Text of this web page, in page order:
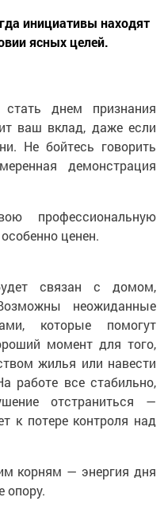
инициативы находят
ясных целей.
днем признания
ваш вклад, даже если
Не бойтесь говорить
демонстрация
профессиональную
ценен.
связан с домом,
неожиданные
которые помогут
момент для того,
жилья или навести
работе все стабильно,
отстраниться —
к потере контроля над
корням — энергия дня
опору.